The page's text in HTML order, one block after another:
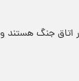
اتاق جنگ هستند و